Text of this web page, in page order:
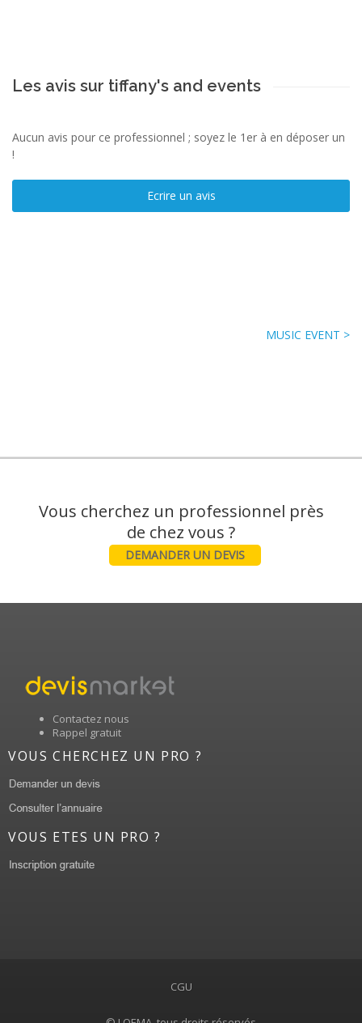
Les avis sur tiffany's and events
Aucun avis pour ce professionnel ; soyez le 1er à en déposer un
!
Ecrire un avis
MUSIC EVENT >
Vous cherchez un professionnel près
DEMANDER UN DEVIS
Contactez nous
Rappel gratuit
VOUS CHERCHEZ UN PRO ?
VOUS ETES UN PRO ?
CGU